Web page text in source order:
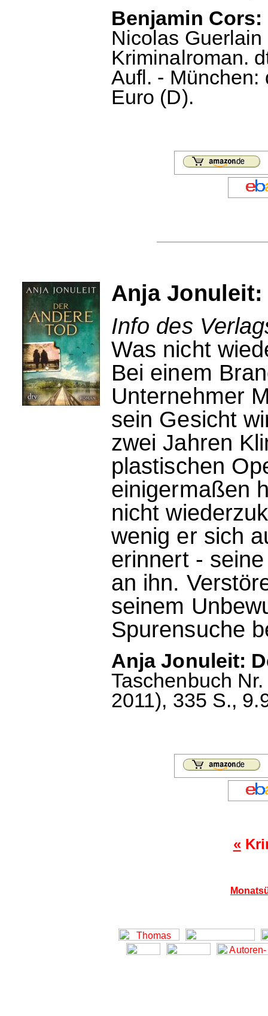
Benjamin
Nicolas
Kriminalroman.
Aufl. - München:
Euro (D).
Anja Jonuleit:
Info des
Was nicht
Bei einem
Unternehmer
sein Gesicht
zwei Jahren
plastischen
einigermaßen
nicht
wenig er sich
erinnert -
an ihn.
seinem
Spurensuche
Anja Jonuleit:
Taschenbuch
2011), 335 S.,
«